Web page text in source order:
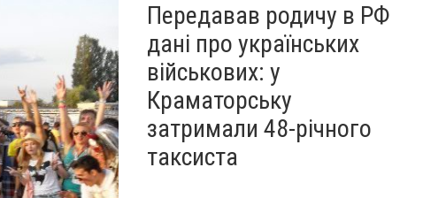
Передавав родичу в РФ
дані про українських
військових: у
Краматорську
затримали 48-річного
таксиста